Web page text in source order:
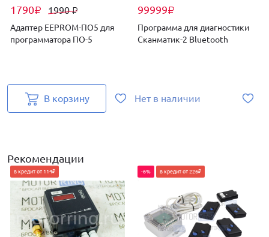
1790₽ 1990₽
Адаптер EEPROM-ПО5 для
программатора ПО-5
В корзину
99999₽
Программа для диагностики
Сканматик-2 Bluetooth
Нет в наличии
Рекомендации
в кредит от 114₽ -6% в кредит от 226₽